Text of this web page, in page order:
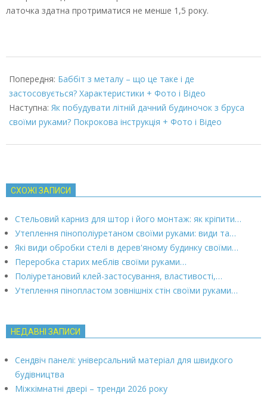
латочка здатна протриматися не менше 1,5 року.
03-
08
Попередня: Баббіт з металу – що це таке і де
застосовується? Характеристики + Фото і Відео
Наступна: Як побудувати літній дачний будиночок з бруса
своїми руками? Покрокова інструкція + Фото і Відео
СХОЖІ ЗАПИСИ
Стельовий карниз для штор і його монтаж: як кріпити…
Утеплення пінополіуретаном своїми руками: види та…
Які види обробки стелі в дерев'яному будинку своїми…
Переробка старих меблів своїми руками…
Поліуретановий клей-застосування, властивості,…
Утеплення пінопластом зовнішніх стін своїми руками…
НЕДАВНІ ЗАПИСИ
Сендвіч панелі: універсальний матеріал для швидкого
будівництва
Міжкімнатні двері – тренди 2026 року